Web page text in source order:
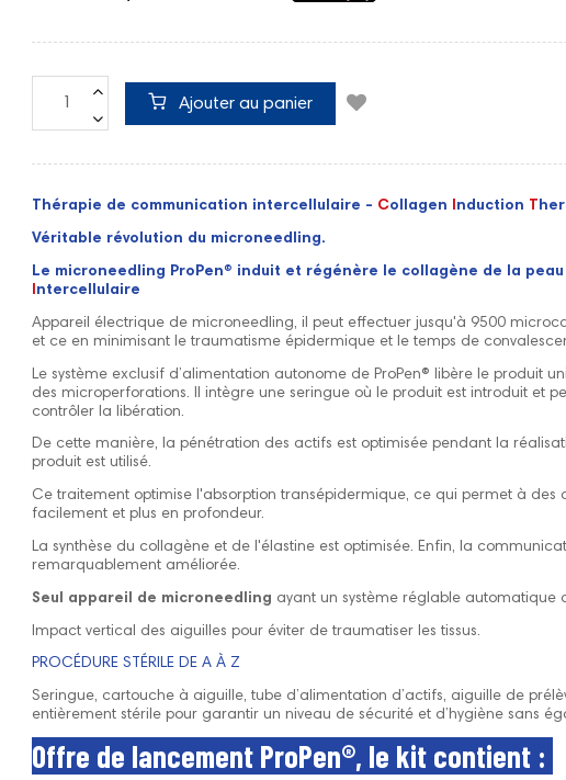
Ajouter au panier
Thérapie de communication intercellulaire - Collagen Induction T
Véritable révolution du microneedling.
Le microneedling ProPen® induit et régénère le collagène de la peau
Intercellulaire
Appareil électrique de microneedling, il peut effectuer jusqu'à 9500
et ce en minimisant le traumatisme épidermique et le temps de
Le système exclusif d’alimentation autonome de ProPen® libère le produit
des microperforations. Il intègre une seringue où le produit est introduit et
contrôler la libération.
De cette manière, la pénétration des actifs est optimisée pendant la
produit est utilisé.
Ce traitement optimise l'absorption transépidermique, ce qui permet à des
facilement et plus en profondeur.
La synthèse du collagène et de l'élastine est optimisée. Enfin, la
remarquablement améliorée.
Seul appareil de microneedling ayant un système réglable automatique
Impact vertical des aiguilles pour éviter de traumatiser les tissus.
PROCÉDURE STÉRILE DE A À Z
Seringue, cartouche à aiguille, tube d’alimentation d’actifs, aiguille de
entièrement stérile pour garantir un niveau de sécurité et d’hygiène sans
Offre de lancement ProPen®, le kit contient :